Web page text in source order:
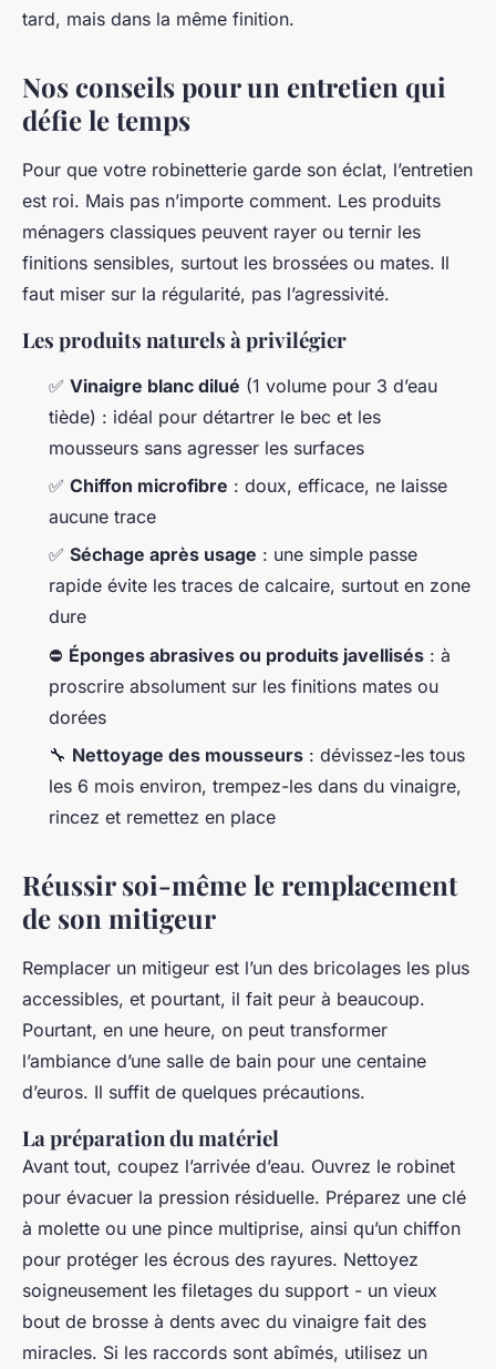
tard, mais dans la même finition.
Nos conseils pour un entretien qui
défie le temps
Pour que votre robinetterie garde son éclat, l’entretien
est roi. Mais pas n’importe comment. Les produits
ménagers classiques peuvent rayer ou ternir les
finitions sensibles, surtout les brossées ou mates. Il
faut miser sur la régularité, pas l’agressivité.
Les produits naturels à privilégier
✅ Vinaigre blanc dilué (1 volume pour 3 d’eau
tiède) : idéal pour détartrer le bec et les
mousseurs sans agresser les surfaces
✅ Chiffon microfibre : doux, efficace, ne laisse
aucune trace
✅ Séchage après usage : une simple passe
rapide évite les traces de calcaire, surtout en zone
dure
⛔ Éponges abrasives ou produits javellisés : à
proscrire absolument sur les finitions mates ou
dorées
🔧 Nettoyage des mousseurs : dévissez-les tous
les 6 mois environ, trempez-les dans du vinaigre,
rincez et remettez en place
Réussir soi-même le remplacement
de son mitigeur
Remplacer un mitigeur est l’un des bricolages les plus
accessibles, et pourtant, il fait peur à beaucoup.
Pourtant, en une heure, on peut transformer
l’ambiance d’une salle de bain pour une centaine
d’euros. Il suffit de quelques précautions.
La préparation du matériel
Avant tout, coupez l’arrivée d’eau. Ouvrez le robinet
pour évacuer la pression résiduelle. Préparez une clé
à molette ou une pince multiprise, ainsi qu’un chiffon
pour protéger les écrous des rayures. Nettoyez
soigneusement les filetages du support - un vieux
bout de brosse à dents avec du vinaigre fait des
miracles. Si les raccords sont abîmés, utilisez un